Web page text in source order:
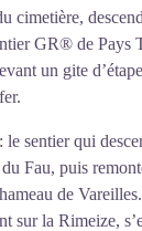
cimetière,
GR® de Pays
un gite
sentier qui
Fau, puis
de
sur la Rimeize,